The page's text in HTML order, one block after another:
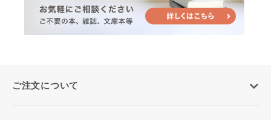
ご注文について